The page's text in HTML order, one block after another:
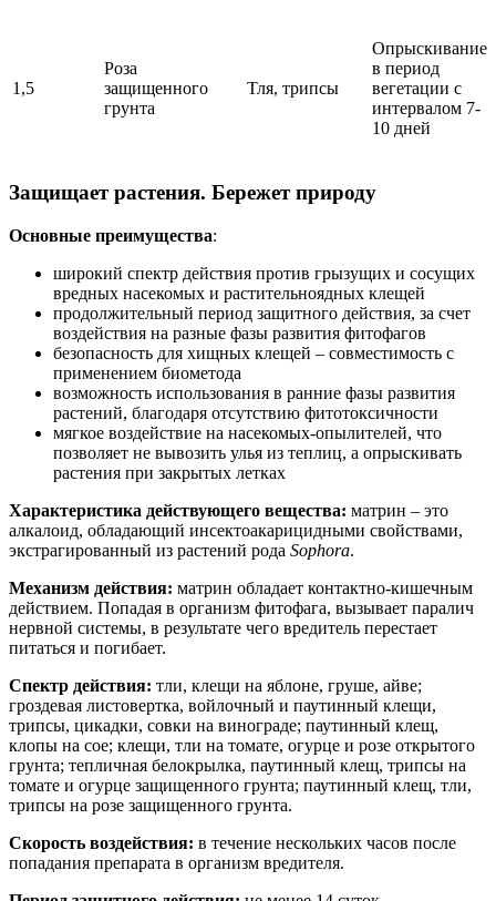
1,5
Роза
защищенного
грунта
Тля, трипсы
Опрыскивание
в период
вегетации с
интервалом 7-
10 дней
Защищает растения. Бережет природу
Основные преимущества:
широкий спектр действия против грызущих и сосущих
вредных насекомых и растительноядных клещей
продолжительный период защитного действия, за счет
воздействия на разные фазы развития фитофагов
безопасность для хищных клещей – совместимость с
применением биометода
возможность использования в ранние фазы развития
растений, благодаря отсутствию фитотоксичности
мягкое воздействие на насекомых-опылителей, что
позволяет не вывозить улья из теплиц, а опрыскивать
растения при закрытых летках
Характеристика действующего вещества: матрин – это
алкалоид, обладающий инсектоакарицидными свойствами,
экстрагированный из растений рода Sophora.
Механизм действия: матрин обладает контактно-кишечным
действием. Попадая в организм фитофага, вызывает паралич
нервной системы, в результате чего вредитель перестает
питаться и погибает.
Спектр действия: тли, клещи на яблоне, груше, айве;
гроздевая листовертка, войлочный и паутинный клещи,
трипсы, цикадки, совки на винограде; паутинный клещ,
клопы на сое; клещи, тли на томате, огурце и розе открытого
грунта; тепличная белокрылка, паутинный клещ, трипсы на
томате и огурце защищенного грунта; паутинный клещ, тли,
трипсы на розе защищенного грунта.
Скорость воздействия: в течение нескольких часов после
попадания препарата в организм вредителя.